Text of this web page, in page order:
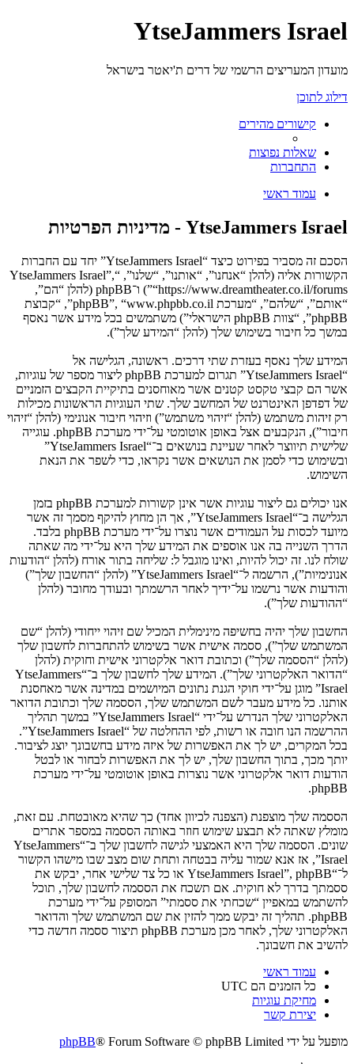
YtseJammers Israel
מועדון המעריצים הרשמי של דרים ת'יאטר בישראל
דילוג לתוכן
קישורים מהירים
שאלות נפוצות
התחברות
עמוד ראשי
YtseJammers Israel - מדיניות הפרטיות
הסכם זה מסביר בפירוט כיצד “YtseJammers Israel” יחד עם החברות
הקשורות אליה (להלן “אנחנו”, “אותנו”, “שלנו”, “YtseJammers Israel”,
“https://www.dreamtheater.co.il/forums”) ו־phpBB (להלן “הם”,
“אותם”, “שלהם”, “מערכת phpBB”, “www.phpbb.co.il”, “קבוצת
phpBB”, “צוות phpBB הישראלי”) משתמשים בכל מידע אשר נאסף
במשך כל חיבור בשימוש שלך (להלן “המידע שלך”).
המידע שלך נאסף בעזרת שתי דרכים. ראשונה, הגלישה אל
“YtseJammers Israel” תגרום למערכת phpBB ליצור מספר של עוגיות,
אשר הם קבצי טקסט קטנים אשר מאוחסנים בתיקיית הקבצים הזמניים
של דפדפן האינטרנט של המחשב שלך. שתי העוגיות הראשונות מכילות
רק זיהות משתמש (להלן “זיהוי משתמש”) וזיהוי חיבור אנונימי (להלן “זיהוי
חיבור”), הנקבעים אצל באופן אוטומטי על־ידי מערכת phpBB. עוגייה
שלישית תיווצר לאחר שעיינת בנושאים ב־“YtseJammers Israel”
ובשימוש כדי לסמן את הנושאים אשר נקראו, כדי לשפר את הנאת
השימוש.
אנו יכולים גם ליצור עוגיות אשר אינן קשורות למערכת phpBB בזמן
הגלישה ב־“YtseJammers Israel”, אך הן מחוץ להיקף מסמך זה אשר
מיועד לכסות על העמודים אשר נוצרו על־ידי מערכת phpBB בלבד.
הדרך השנייה בה אנו אוספים את המידע שלך היא על־ידי מה שאתה
שולח לנו. זה יכול להיות, ואינו מוגבל ל: שליחה בתור אורח (להלן “הודעות
אנונימיות”), הרשמה ל־“YtseJammers Israel” (להלן “החשבון שלך”)
והודעות אשר נרשמו על־ידיך לאחר הרשמתך ובעודך מחובר (להלן
“ההודעות שלך”).
החשבון שלך יהיה בחשיפה מינימלית המכיל שם זיהוי ייחודי (להלן “שם
המשתמש שלך”), ססמה אישית אשר בשימוש להתחברות לחשבון שלך
(להלן “הססמה שלך”) וכתובת דואר אלקטרוני אישית וחוקית (להלן
“הדואר האלקטרוני שלך”). המידע שלך לחשבון שלך ב־“YtseJammers
Israel” מוגן על־ידי חוקי הגנת נתונים המיושמים במדינה אשר מאחסנת
אותנו. כל מידע מעבר לשם המשתמש שלך, הססמה שלך וכתובת הדואר
האלקטרוני שלך הנדרש על־ידי “YtseJammers Israel” במשך תהליך
ההרשמה הנו חובה או רשות, לפי ההחלטה של “YtseJammers Israel”.
בכל המקרים, יש לך את האפשרות של איזה מידע בחשבונך יוצג לציבור.
יותך מכך, בתוך החשבון שלך, יש לך את האפשרות לבחור או לבטל
הודעות דואר אלקטרוני אשר נוצרות באופן אוטומטי על־ידי מערכת
phpBB.
הססמה שלך מוצפנת (הצפנה לכיוון אחד) כך שהיא מאובטחת. עם זאת,
מומלץ שאתה לא תבצע שימוש חוזר באותה הססמה במספר אתרים
שונים. הססמה שלך היא האמצעי לגישה לחשבון שלך ב־“YtseJammers
Israel”, אז אנא שמור עליה בבטחה ותחת שום מצב שבו מישהו הקשור
ל־“YtseJammers Israel”, phpBB או כל צד שלישי אחר, יבקש את
ססמתך בדרך לא חוקית. אם תשכח את הססמה לחשבון שלך, תוכל
להשתמש במאפיין “שכחתי את ססמתי” המסופק על־ידי מערכת
phpBB. תהליך זה יבקש ממך להזין את שם המשתמש שלך והדואר
האלקטרוני שלך, לאחר מכן מערכת phpBB תיצור ססמה חדשה כדי
להשיב את חשבונך.
עמוד ראשי
כל הזמנים הם UTC
מחיקת עוגיות
יצירת קשר
מופעל על ידי
phpBB® Forum Software © phpBB Limited